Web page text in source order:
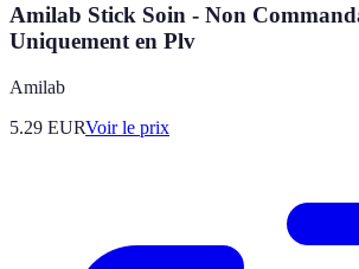
Amilab Stick Soin - Non
Uniquement en Plv
Amilab
5.29 EURVoir le prix